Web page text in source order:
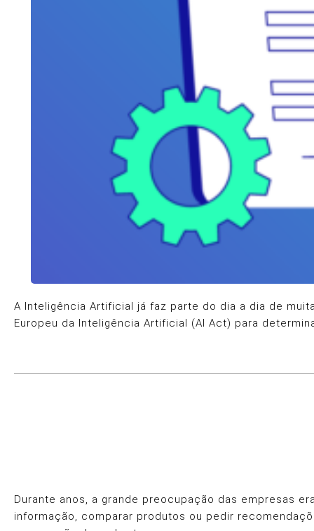
A Inteligência Artificial já faz parte do dia a dia de
Europeu da Inteligência Artificial (AI Act) para
Durante anos, a grande preocupação das empresas
informação, comparar produtos ou pedir